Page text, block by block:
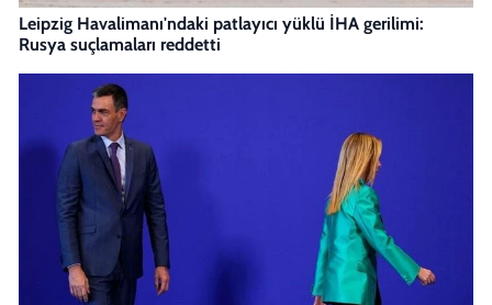
Leipzig Havalimanı'ndaki patlayıcı yüklü İHA gerilimi:
Rusya suçlamaları reddetti